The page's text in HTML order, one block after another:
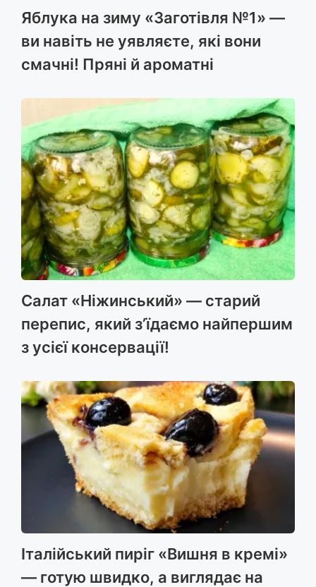
Яблука на зиму «Заготівля №1» —
ви навіть не уявляєте, які вони
смачні! Пряні й ароматні
Салат «Ніжинський» — старий
перепис, який з’їдаємо найпершим
з усієї консервації!
Італійський пиріг «Вишня в кремі»
— готую швидко, а виглядає на